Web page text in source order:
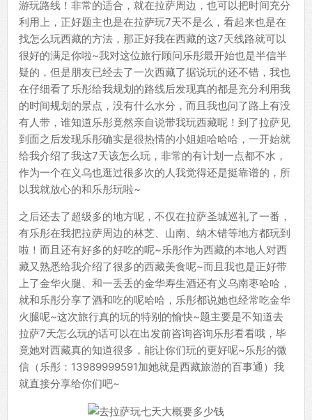
游玩路线！非常的适合，就在拉萨周边，也可以把时间充分
利用上，正好题主也是在拉萨玩7天不是么，看起来也是在
找怎么玩西藏的方法，那正好我在西藏的这7天线路就可以
很好的满足你啦~我对这位旅行顾问乐彤最开始也是半信半
疑的，但是朋友已经去了一次西藏了据说玩的还不错，我也
在仔细看了乐彤给我规划的路线后发现真的都是充分利用我
的时间规划的景点，没有什么水分，而且我也问了路上有没
有人带，谁知道乐彤竟然亲自说带我玩西藏呢！到了拉萨见
到面之后发现乐彤确实是很热情的小姐姐哈哈哈，一开始就
给我介绍了我这7天该怎么玩，非常的有计划一点都不水，
作为一个在义乌也逛过很多次的人我觉得还是挺靠谱的，所
以我就放心的和乐彤玩啦~
之后还去了超级多的地方呢，不仅在拉萨圣城巡礼了一番，
有乐彤在我把拉萨周边的林芝、山南、纳木错等地方都玩到
啦！而且还有好多的好吃的呢~乐彤作为西藏的本地人对西
藏又熟悉给我介绍了很多的西藏美食呢~而且我也是正好带
上了金华火腿、和一丢丢的金华寿生酒还有义乌南枣哈哈，
就和乐彤分享了酒和吃的呢哈哈，乐彤都说她也经常吃金华
火腿呢~这次旅行真的玩的特别的愉快~题主要是不知道去
拉萨7天怎么玩的话可以在出发前咨询咨询乐彤看看哦，毕
竟她对西藏真的知道很多，能让你们玩的更好呢~乐彤的微
信（乐彤：13989999591加她就是西藏旅游的百事通）我
就直接分享给你们吧~